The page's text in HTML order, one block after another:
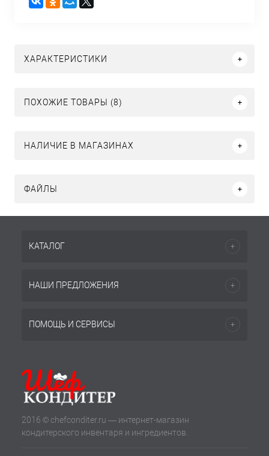
ХАРАКТЕРИСТИКИ
ПОХОЖИЕ ТОВАРЫ (8)
НАЛИЧИЕ В МАГАЗИНАХ
ФАЙЛЫ
КАТАЛОГ
НАШИ ПРЕДЛОЖЕНИЯ
ПОМОЩЬ И СЕРВИСЫ
2016 © chefconditer.ru — интернет-магазин
кондитерского инвентаря и ингредиентов.